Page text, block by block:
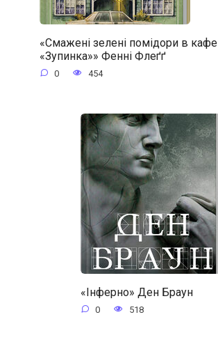
«Смажені зелені помідори в кафе
«Зупинка»» Фенні Флеґґ
0 454
«Інферно» Ден Браун
0 518